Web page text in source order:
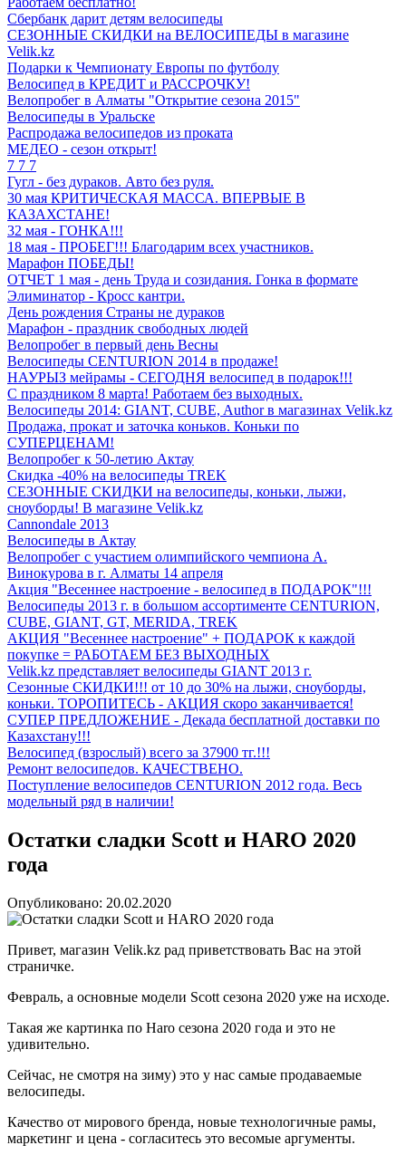
Сбербанк дарит детям велосипеды
СЕЗОННЫЕ СКИДКИ на ВЕЛОСИПЕДЫ в магазине
Velik.kz
Подарки к Чемпионату Европы по футболу
Велосипед в КРЕДИТ и РАССРОЧКУ!
Велопробег в Алматы "Открытие сезона 2015"
Велосипеды в Уральске
Распродажа велосипедов из проката
МЕДЕО - сезон открыт!
7 7 7
Гугл - без дураков. Авто без руля.
30 мая КРИТИЧЕСКАЯ МАССА. ВПЕРВЫЕ В
КАЗАХСТАНЕ!
32 мая - ГОНКА!!!
18 мая - ПРОБЕГ!!! Благодарим всех участников.
Марафон ПОБЕДЫ!
ОТЧЕТ 1 мая - день Труда и созидания. Гонка в формате
Элиминатор - Кросс кантри.
День рождения Страны не дураков
Марафон - праздник свободных людей
Велопробег в первый день Весны
Велосипеды CENTURION 2014 в продаже!
НАУРЫЗ мейрамы - СЕГОДНЯ велосипед в подарок!!!
С праздником 8 марта! Работаем без выходных.
Велосипеды 2014: GIANT, CUBE, Author в магазинах Velik.kz
Продажа, прокат и заточка коньков. Коньки по
СУПЕРЦЕНАМ!
Велопробег к 50-летию Актау
Скидка -40% на велосипеды TREK
СЕЗОННЫЕ СКИДКИ на велосипеды, коньки, лыжи,
сноуборды! В магазине Velik.kz
Cannondale 2013
Велосипеды в Актау
Велопробег с участием олимпийского чемпиона А.
Винокурова в г. Алматы 14 апреля
Акция "Весеннее настроение - велосипед в ПОДАРОК"!!!
Велосипеды 2013 г. в большом ассортименте CENTURION,
CUBE, GIANT, GT, MERIDA, TREK
АКЦИЯ "Весеннее настроение" + ПОДАРОК к каждой
покупке = РАБОТАЕМ БЕЗ ВЫХОДНЫХ
Velik.kz представляет велосипеды GIANT 2013 г.
Сезонные СКИДКИ!!! от 10 до 30% на лыжи, сноуборды,
коньки. ТОРОПИТЕСЬ - АКЦИЯ скоро заканчивается!
СУПЕР ПРЕДЛОЖЕНИЕ - Декада бесплатной доставки по
Казахстану!!!
Велосипед (взрослый) всего за 37900 тг.!!!
Ремонт велосипедов. КАЧЕСТВЕНО.
Поступление велосипедов CENTURION 2012 года. Весь
модельный ряд в наличии!
Остатки сладки Scott и HARO 2020
года
Опубликовано: 20.02.2020
Привет, магазин Velik.kz рад приветствовать Вас на этой
страничке.
Февраль, а основные модели Scott сезона 2020 уже на исходе.
Такая же картинка по Haro сезона 2020 года и это не
удивительно.
Сейчас, не смотря на зиму) это у нас самые продаваемые
велосипеды.
Качество от мирового бренда, новые технологичные рамы,
маркетинг и цена - согласитесь это весомые аргументы.